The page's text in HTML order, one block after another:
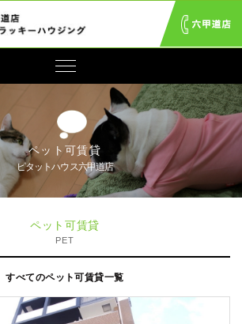
ペット可賃貸
ピタットハウス六甲道店
ペット可賃貸
PET
すべてのペット可賃貸一覧